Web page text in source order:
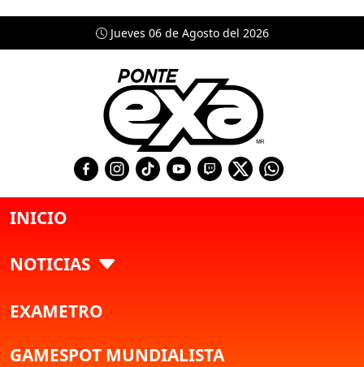
Jueves 06 de Agosto del 2026
INICIO
NOTICIAS
EXAMETRO
GAMESPOT MUNDIALISTA